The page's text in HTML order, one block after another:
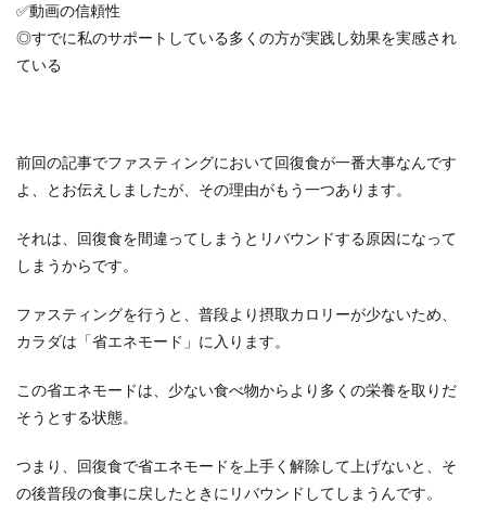
✅動画の信頼性
◎すでに私のサポートしている多くの方が実践し効果を実感され
ている
前回の記事でファスティングにおいて回復食が一番大事なんです
よ、とお伝えしましたが、その理由がもう一つあります。
それは、回復食を間違ってしまうとリバウンドする原因になって
しまうからです。
ファスティングを行うと、普段より摂取カロリーが少ないため、
カラダは「省エネモード」に入ります。
この省エネモードは、少ない食べ物からより多くの栄養を取りだ
そうとする状態。
つまり、回復食で省エネモードを上手く解除して上げないと、そ
の後普段の食事に戻したときにリバウンドしてしまうんです。